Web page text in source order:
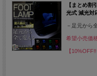
【まとめ
光式 減光対
－足元から
希望小売価
【